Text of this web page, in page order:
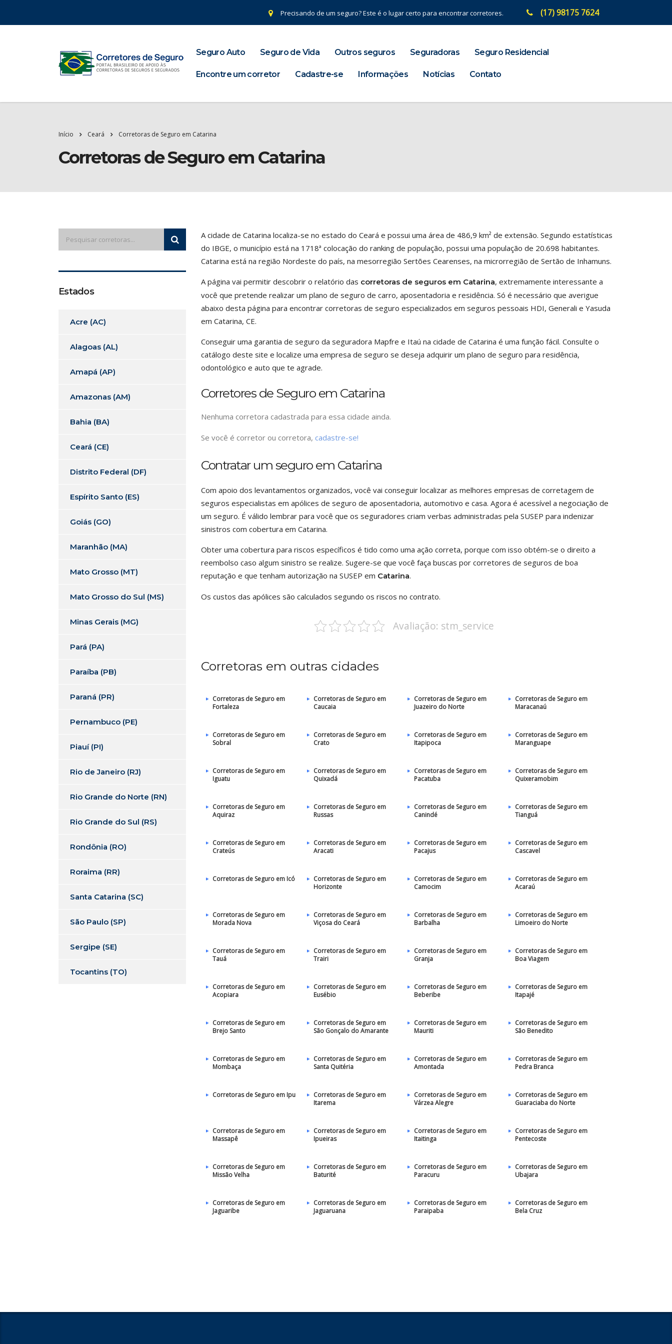
Precisando de um seguro? Este é o lugar certo para encontrar corretores. (17) 98175 7624
Seguro Auto Seguro de Vida Outros seguros Seguradoras Seguro Residencial
Encontre um corretor Cadastre-se Informações Notícias Contato
Início Ceará Corretoras de Seguro em Catarina
Corretoras de Seguro em Catarina
A cidade de Catarina localiza-se no estado do Ceará e possui uma área de 486,9 km² de extensão. Segundo estatísticas
do IBGE, o município está na 1718ª colocação do ranking de população, possui uma população de 20.698 habitantes.
Catarina está na região Nordeste do país, na mesorregião Sertões Cearenses, na microrregião de Sertão de Inhamuns.
A página vai permitir descobrir o relatório das corretoras de seguros em Catarina, extremamente interessante a
você que pretende realizar um plano de seguro de carro, aposentadoria e residência. Só é necessário que averigue
abaixo desta página para encontrar corretoras de seguro especializados em seguros pessoais HDI, Generali e Yasuda
em Catarina, CE.
Conseguir uma garantia de seguro da seguradora Mapfre e Itaú na cidade de Catarina é uma função fácil. Consulte o
catálogo deste site e localize uma empresa de seguro se deseja adquirir um plano de seguro para residência,
odontológico e auto que te agrade.
Corretores de Seguro em Catarina
Nenhuma corretora cadastrada para essa cidade ainda.
Se você é corretor ou corretora, cadastre-se!
Contratar um seguro em Catarina
Com apoio dos levantamentos organizados, você vai conseguir localizar as melhores empresas de corretagem de
seguros especialistas em apólices de seguro de aposentadoria, automotivo e casa. Agora é acessível a negociação de
um seguro. É válido lembrar para você que os seguradores criam verbas administradas pela SUSEP para indenizar
sinistros com cobertura em Catarina.
Obter uma cobertura para riscos específicos é tido como uma ação correta, porque com isso obtém-se o direito a
reembolso caso algum sinistro se realize. Sugere-se que você faça buscas por corretores de seguros de boa
reputação e que tenham autorização na SUSEP em Catarina.
Os custos das apólices são calculados segundo os riscos no contrato.
Avaliação: stm_service
Corretoras em outras cidades
Corretoras de Seguro em
Fortaleza
Corretoras de Seguro em
Caucaia
Corretoras de Seguro em
Juazeiro do Norte
Corretoras de Seguro em
Maracanaú
Corretoras de Seguro em
Sobral
Corretoras de Seguro em
Crato
Corretoras de Seguro em
Itapipoca
Corretoras de Seguro em
Maranguape
Corretoras de Seguro em
Iguatu
Corretoras de Seguro em
Quixadá
Corretoras de Seguro em
Pacatuba
Corretoras de Seguro em
Quixeramobim
Corretoras de Seguro em
Aquiraz
Corretoras de Seguro em
Russas
Corretoras de Seguro em
Canindé
Corretoras de Seguro em
Tianguá
Corretoras de Seguro em
Crateús
Corretoras de Seguro em
Aracati
Corretoras de Seguro em
Pacajus
Corretoras de Seguro em
Cascavel
Corretoras de Seguro em Icó
Corretoras de Seguro em
Horizonte
Corretoras de Seguro em
Camocim
Corretoras de Seguro em
Acaraú
Corretoras de Seguro em
Morada Nova
Corretoras de Seguro em
Viçosa do Ceará
Corretoras de Seguro em
Barbalha
Corretoras de Seguro em
Limoeiro do Norte
Corretoras de Seguro em
Tauá
Corretoras de Seguro em
Trairi
Corretoras de Seguro em
Granja
Corretoras de Seguro em
Boa Viagem
Corretoras de Seguro em
Acopiara
Corretoras de Seguro em
Eusébio
Corretoras de Seguro em
Beberibe
Corretoras de Seguro em
Itapajé
Corretoras de Seguro em
Brejo Santo
Corretoras de Seguro em
São Gonçalo do Amarante
Corretoras de Seguro em
Mauriti
Corretoras de Seguro em
São Benedito
Corretoras de Seguro em
Mombaça
Corretoras de Seguro em
Santa Quitéria
Corretoras de Seguro em
Amontada
Corretoras de Seguro em
Pedra Branca
Corretoras de Seguro em Ipu
Corretoras de Seguro em
Itarema
Corretoras de Seguro em
Várzea Alegre
Corretoras de Seguro em
Guaraciaba do Norte
Corretoras de Seguro em
Massapê
Corretoras de Seguro em
Ipueiras
Corretoras de Seguro em
Itaitinga
Corretoras de Seguro em
Pentecoste
Corretoras de Seguro em
Missão Velha
Corretoras de Seguro em
Baturité
Corretoras de Seguro em
Paracuru
Corretoras de Seguro em
Ubajara
Corretoras de Seguro em
Jaguaribe
Corretoras de Seguro em
Jaguaruana
Corretoras de Seguro em
Paraipaba
Corretoras de Seguro em
Bela Cruz
Estados
Acre (AC)
Alagoas (AL)
Amapá (AP)
Amazonas (AM)
Bahia (BA)
Ceará (CE)
Distrito Federal (DF)
Espírito Santo (ES)
Goiás (GO)
Maranhão (MA)
Mato Grosso (MT)
Mato Grosso do Sul (MS)
Minas Gerais (MG)
Pará (PA)
Paraíba (PB)
Paraná (PR)
Pernambuco (PE)
Piauí (PI)
Rio de Janeiro (RJ)
Rio Grande do Norte (RN)
Rio Grande do Sul (RS)
Rondônia (RO)
Roraima (RR)
Santa Catarina (SC)
São Paulo (SP)
Sergipe (SE)
Tocantins (TO)